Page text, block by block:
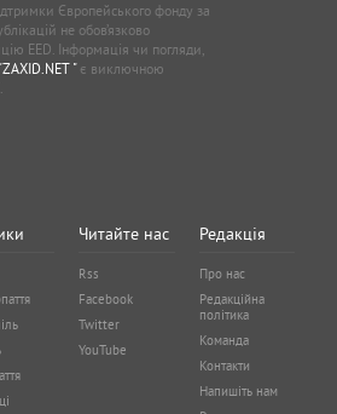
Європейського фонду за
не обов’язково
EED. Інформація чи погляди,
"ZAXID.NET "є виключною
Читайте нас
Rss
Facebook
Twitter
YouTube
Редакція
Про нас
Редакційна
політика
Команда
Контакти
Напишіть нам